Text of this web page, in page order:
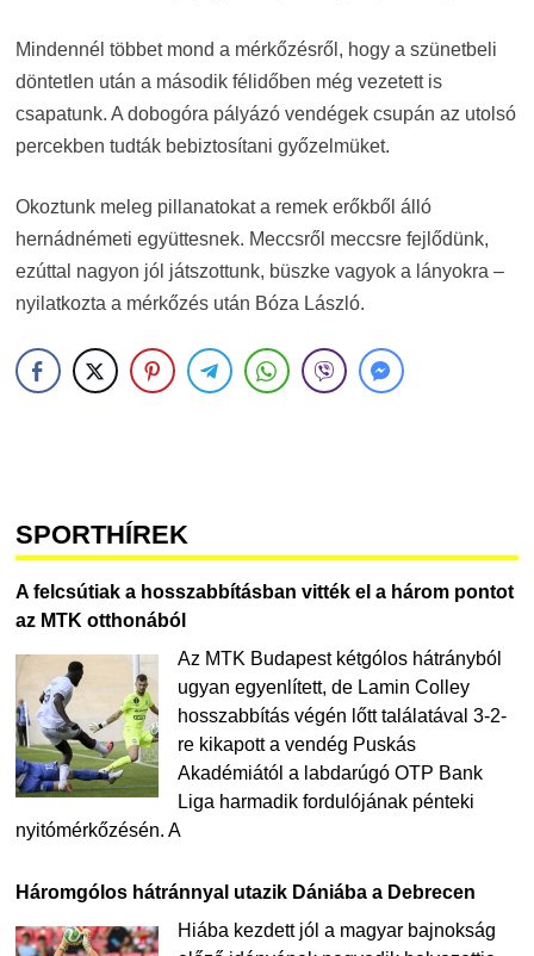
Mindennél többet mond a mérkőzésről, hogy a szünetbeli
döntetlen után a második félidőben még vezetett is
csapatunk. A dobogóra pályázó vendégek csupán az utolsó
percekben tudták bebiztosítani győzelmüket.
Okoztunk meleg pillanatokat a remek erőkből álló
hernádnémeti együttesnek. Meccsről meccsre fejlődünk,
ezúttal nagyon jól játszottunk, büszke vagyok a lányokra –
nyilatkozta a mérkőzés után Bóza László.
SPORTHÍREK
A felcsútiak a hosszabbításban vitték el a három pontot
az MTK otthonából
Az MTK Budapest kétgólos hátrányból
ugyan egyenlített, de Lamin Colley
hosszabbítás végén lőtt találatával 3-2-
re kikapott a vendég Puskás
Akadémiától a labdarúgó OTP Bank
Liga harmadik fordulójának pénteki
nyitómérkőzésén. A
Háromgólos hátránnyal utazik Dániába a Debrecen
Hiába kezdett jól a magyar bajnokság